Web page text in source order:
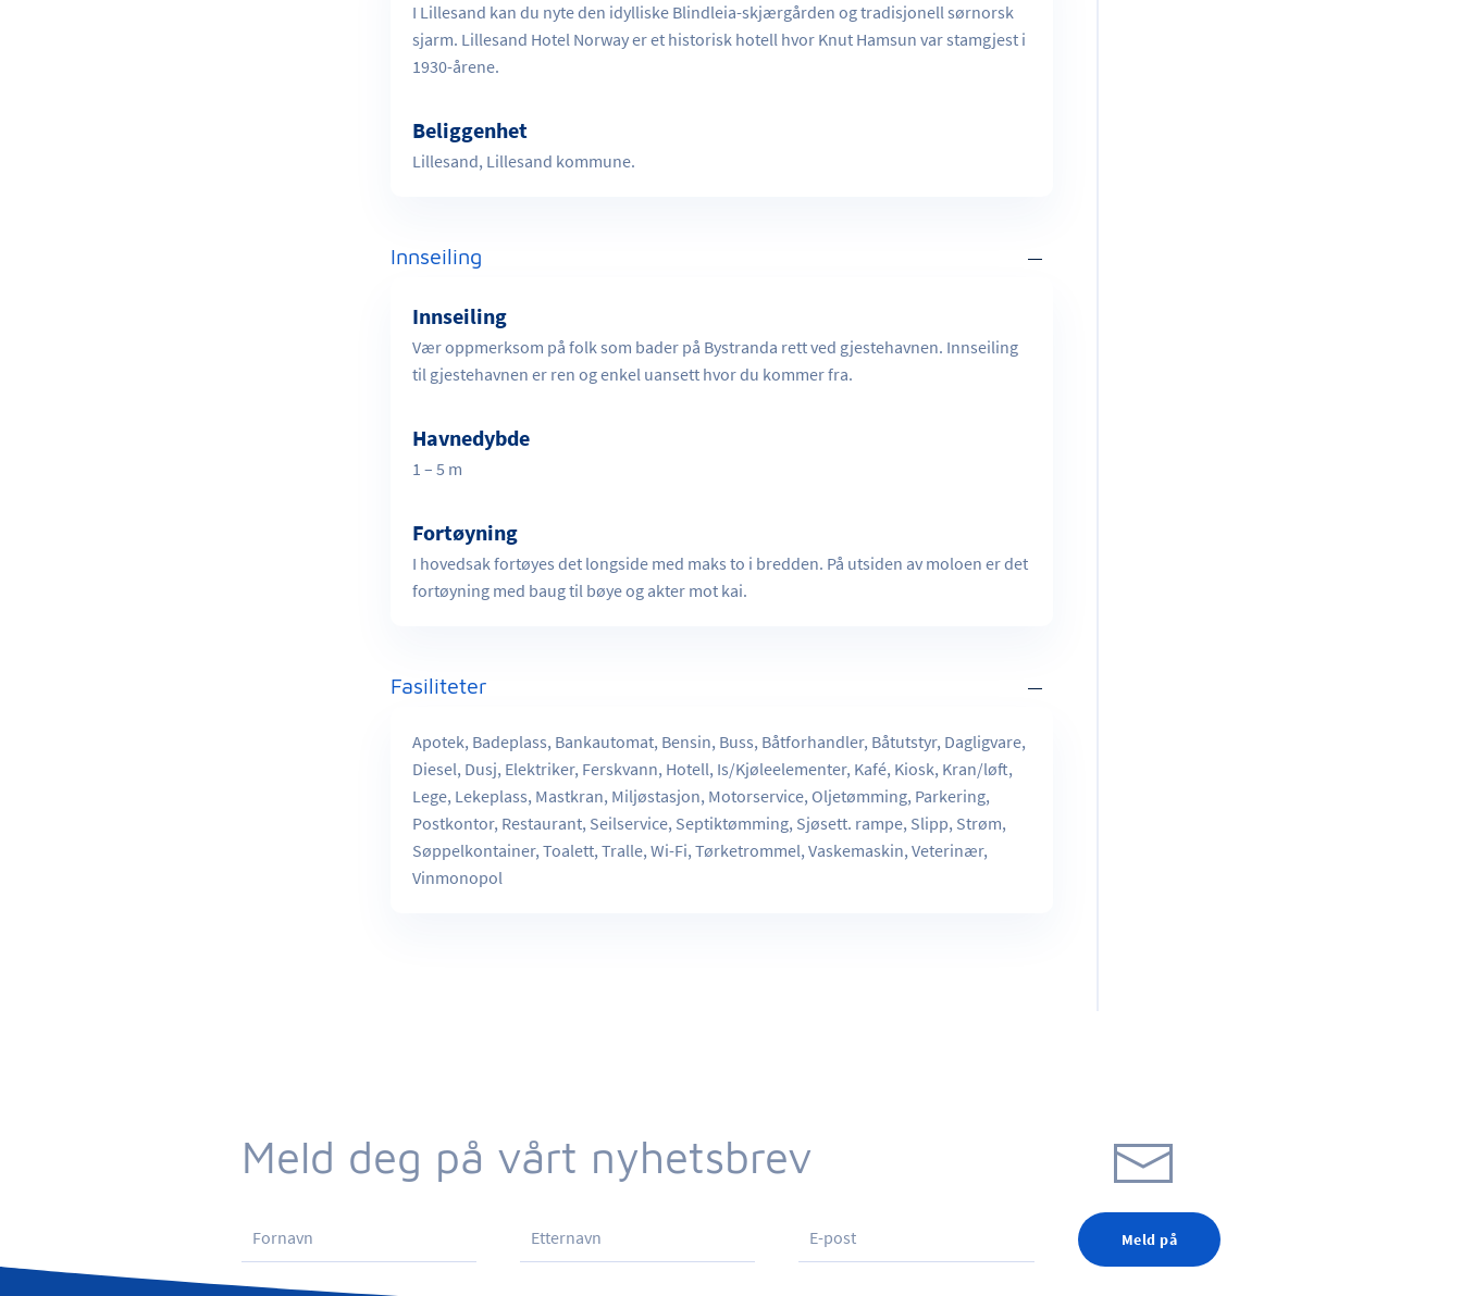
I Lillesand kan du nyte den idylliske Blindleia-skjærgården og tradisjonell sørnorsk
sjarm. Lillesand Hotel Norway er et historisk hotell hvor Knut Hamsun var stamgjest i
1930-årene.
Beliggenhet
Lillesand, Lillesand kommune.
Innseiling
Innseiling
Vær oppmerksom på folk som bader på Bystranda rett ved gjestehavnen. Innseiling
til gjestehavnen er ren og enkel uansett hvor du kommer fra.
Havnedybde
1 – 5 m
Fortøyning
I hovedsak fortøyes det longside med maks to i bredden. På utsiden av moloen er det
fortøyning med baug til bøye og akter mot kai.
Fasiliteter
Apotek, Badeplass, Bankautomat, Bensin, Buss, Båtforhandler, Båtutstyr, Dagligvare,
Diesel, Dusj, Elektriker, Ferskvann, Hotell, Is/Kjøleelementer, Kafé, Kiosk, Kran/løft,
Lege, Lekeplass, Mastkran, Miljøstasjon, Motorservice, Oljetømming, Parkering,
Postkontor, Restaurant, Seilservice, Septiktømming, Sjøsett. rampe, Slipp, Strøm,
Søppelkontainer, Toalett, Tralle, Wi-Fi, Tørketrommel, Vaskemaskin, Veterinær,
Vinmonopol
Meld deg på vårt nyhetsbrev
Meld på